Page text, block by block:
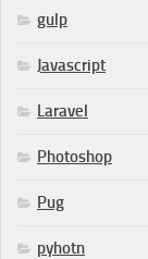
gulp
Javascript
Laravel
Photoshop
Pug
pyhotn